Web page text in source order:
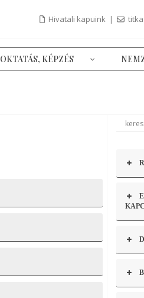
Hivatali kapuink |
OKTATÁS, KÉPZÉS